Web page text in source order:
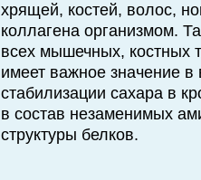
хрящей, костей, волос,
коллагена организмом.
всех мышечных, костных
имеет важное значение
стабилизации сахара в
в состав незаменимых
структуры белков.